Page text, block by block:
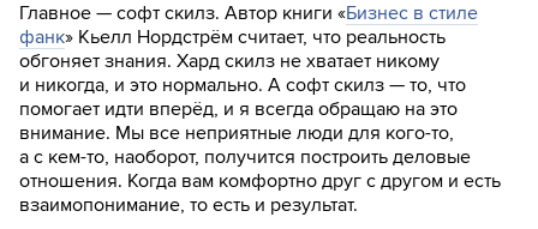
Главное — софт скилз. Автор книги «Бизнес в стиле
фанк» Кьелл Нордстрём считает, что реальность
обгоняет знания. Хард скилз не хватает никому
и никогда, и это нормально. А софт скилз — то, что
помогает идти вперёд, и я всегда обращаю на это
внимание. Мы все неприятные люди для кого-то,
а с кем-то, наоборот, получится построить деловые
отношения. Когда вам комфортно друг с другом и есть
взаимопонимание, то есть и результат.